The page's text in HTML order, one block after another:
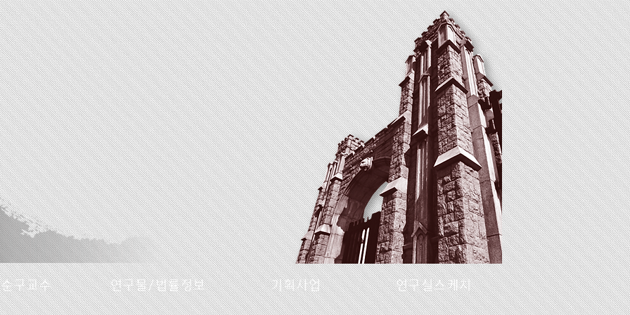
구교수 연구물/법률정보 기획사업 연구실스케치